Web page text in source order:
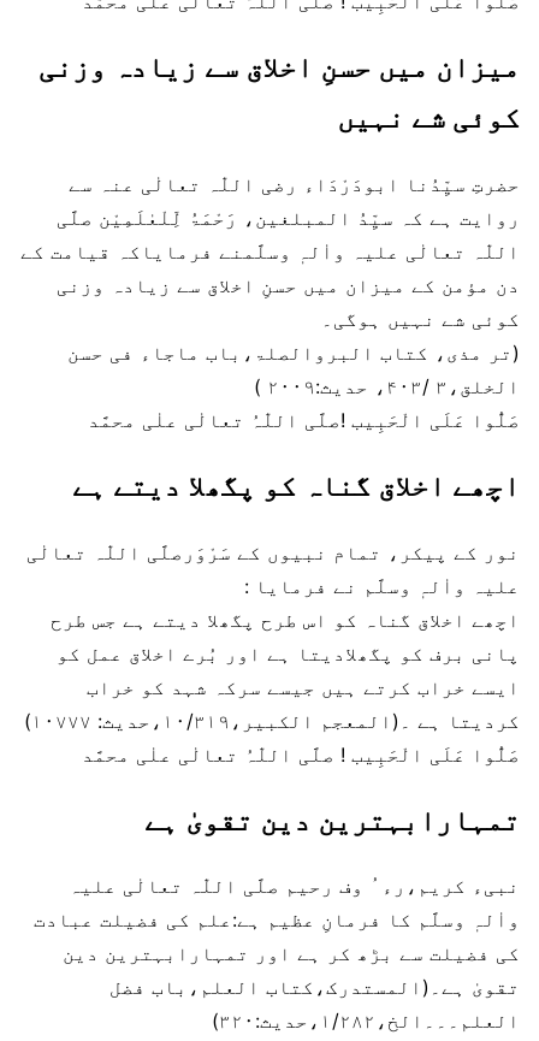
میزان میں حسنِ اخلاق سے زیادہ وزنی
کوئی شے نہیں
حضرتِ سیِّدُنا ابودَرْدَاء رضی اللّٰہ تعالٰی عنہ سے
روایت ہے کہ سیِّدُ المبلغین، رَحْمَۃُ لِّلْعٰلَمِیْن صلَّی
اللّٰہ تعالٰی علیہ واٰلہٖ وسلَّمنے فرمایاکہ قیامت کے
دن مؤمن کے میزان میں حسنِ اخلاق سے زیادہ وزنی
کوئی شے نہیں ہوگی۔
(تر مذی، کتاب البروالصلۃ،باب ماجاء فی حسن
الخلق،۳ /۴۰۳، حدیث:۲۰۰۹ )
صَلُّوا عَلَی الْحَبِیب !صلَّی اللّٰہُ تعالٰی علٰی محمَّد
اچھے اخلاق گناہ کو پگھلا دیتے ہے
نور کے پیکر، تمام نبیوں کے سَرْوَرصلَّی اللّٰہ تعالٰی
علیہ واٰلہٖ وسلَّم نے فرمایا :
اچھے اخلاق گناہ کو اس طرح پگھلا دیتے ہے جس طرح
پانی برف کو پگھلادیتا ہے اور بُرے اخلاق عمل کو
ایسے خراب کرتے ہیں جیسے سرکہ شہد کو خراب
کردیتا ہے ۔(المعجم الکبیر،۱۰/۳۱۹،حدیث: ۱۰۷۷۷)
صَلُّوا عَلَی الْحَبِیب ! صلَّی اللّٰہُ تعالٰی علٰی محمَّد
تمہارابہترین دین تقویٰ ہے
نبیء کریم،رء ُ وف رحیم صلَّی اللّٰہ تعالٰی علیہ
واٰلہٖ وسلَّم کا فرمانِ عظیم ہے:علم کی فضیلت عبادت
کی فضیلت سے بڑھ کر ہے اور تمہارابہترین دین
تقویٰ ہے۔(المستدرک،کتاب العلم،باب فضل
العلم۔۔۔الخ،۱/۲۸۲،حدیث:۳۲۰)